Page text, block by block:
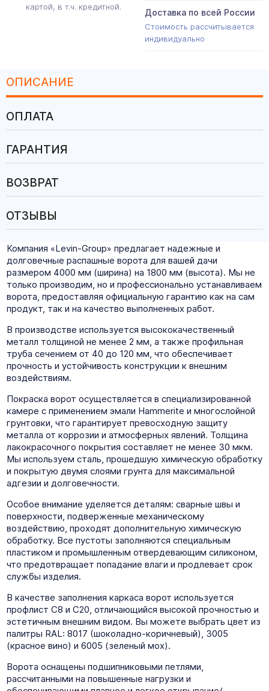
картой, в т.ч. кредитной.
Доставка по всей России
Стоимость рассчитывается
индивидуально
ОПИСАНИЕ
ОПЛАТА
ГАРАНТИЯ
ВОЗВРАТ
ОТЗЫВЫ
Компания «Levin-Group» предлагает надежные и
долговечные распашные ворота для вашей дачи
размером 4000 мм (ширина) на 1800 мм (высота). Мы не
только производим, но и профессионально устанавливаем
ворота, предоставляя официальную гарантию как на сам
продукт, так и на качество выполненных работ.
В производстве используется высококачественный
металл толщиной не менее 2 мм, а также профильная
труба сечением от 40 до 120 мм, что обеспечивает
прочность и устойчивость конструкции к внешним
воздействиям.
Покраска ворот осуществляется в специализированной
камере с применением эмали Hammerite и многослойной
грунтовки, что гарантирует превосходную защиту
металла от коррозии и атмосферных явлений. Толщина
лакокрасочного покрытия составляет не менее 30 мкм.
Мы используем сталь, прошедшую химическую обработку
и покрытую двумя слоями грунта для максимальной
адгезии и долговечности.
Особое внимание уделяется деталям: сварные швы и
поверхности, подверженные механическому
воздействию, проходят дополнительную химическую
обработку. Все пустоты заполняются специальным
пластиком и промышленным отвердевающим силиконом,
что предотвращает попадание влаги и продлевает срок
службы изделия.
В качестве заполнения каркаса ворот используется
профлист С8 и С20, отличающийся высокой прочностью и
эстетичным внешним видом. Вы можете выбрать цвет из
палитры RAL: 8017 (шоколадно-коричневый), 3005
(красное вино) и 6005 (зеленый мох).
Ворота оснащены подшипниковыми петлями,
рассчитанными на повышенные нагрузки и